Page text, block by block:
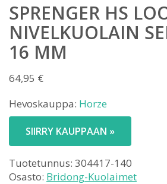
SPRENGER HS
NIVELKUOLAIN
16 MM
64,95 €
Hevoskauppa: Horze
SIIRRY KAUPPAAN »
Tuotetunnus: 304417-140
Osasto: Bridong-Kuolaimet